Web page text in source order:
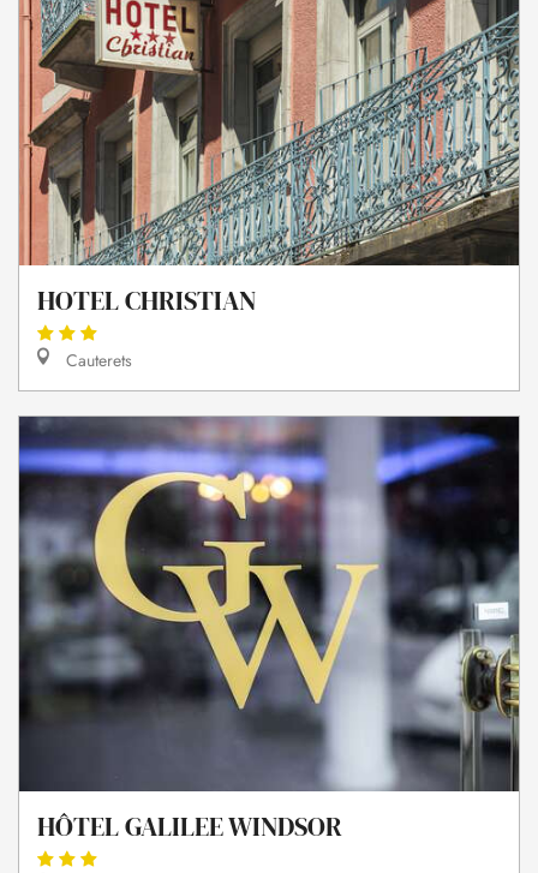
HOTEL CHRISTIAN
Cauterets
HÔTEL GALILEE WINDSOR